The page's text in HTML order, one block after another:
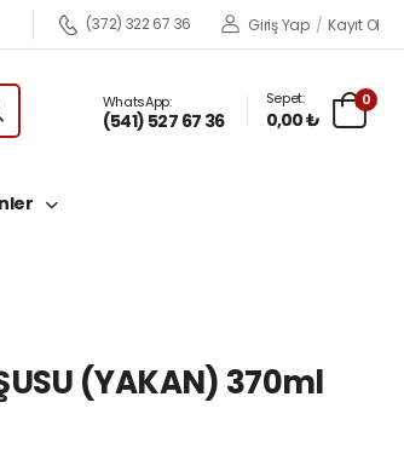
(372) 322 67 36 Giriş Yap / Kayıt Ol
WhatsApp:
(541) 527 67 36
Sepet:
0,00 ₺
0
(YAKAN) 370ml